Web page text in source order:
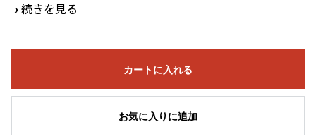
› 続きを見る
カートに入れる
お気に入りに追加